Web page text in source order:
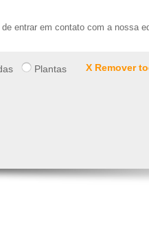
entrar em contato com a nossa
X Remover
Plantas